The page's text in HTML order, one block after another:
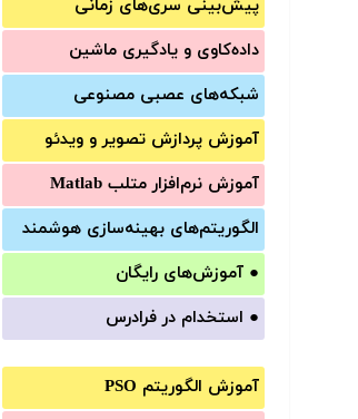
پیش‌‌بینی سری‌‌های زمانی
داده‌کاوی و یادگیری ماشین
شبکه‌های عصبی مصنوعی
آموزش‌ پردازش تصویر و ویدئو
آموزش‌ نرم‌افزار متلب Matlab
الگوریتم‌های بهینه‌سازی هوشمند
● آموزش‌های رایگان
● استخدام در فرادرس
آموزش الگوریتم PSO